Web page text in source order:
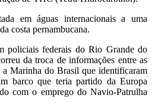
em águas internacionais a uma
costa pernambucana.
policiais federais do Rio Grande do
da troca de informações entre as
a Marinha do Brasil que identificaram
barco que teria partido da Europa
com o emprego do Navio-Patrulha